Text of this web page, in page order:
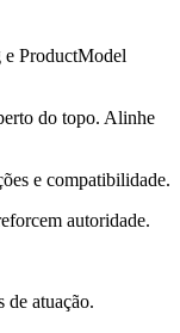
ProductModel
do topo. Alinhe
e compatibilidade.
autoridade.
de atuação.